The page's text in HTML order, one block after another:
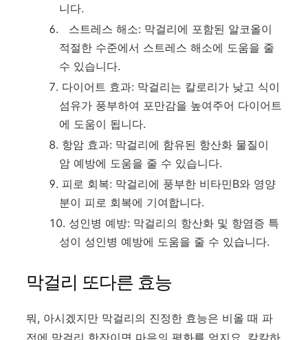
니다.
스트레스 해소: 막걸리에 포함된 알코올이
적절한 수준에서 스트레스 해소에 도움을 줄
수 있습니다.
다이어트 효과: 막걸리는 칼로리가 낮고 식이
섬유가 풍부하여 포만감을 높여주어 다이어트
에 도움이 됩니다.
항암 효과: 막걸리에 함유된 항산화 물질이
암 예방에 도움을 줄 수 있습니다.
피로 회복: 막걸리에 풍부한 비타민B와 영양
분이 피로 회복에 기여합니다.
성인병 예방: 막걸리의 항산화 및 항염증 특
성이 성인병 예방에 도움을 줄 수 있습니다.
막걸리 또다른 효능
뭐, 아시겠지만 막걸리의 진정한 효능은 비올 때 파
전에 막걸리 한잔이면 마음의 평화를 얻지요. 칼칼하